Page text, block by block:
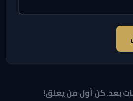
بعد. كن أول من يعلق!